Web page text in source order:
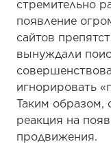
стремительно
появление
сайтов
вынуждали
игнорировать
Таким образом,
реакция на
продвижения.